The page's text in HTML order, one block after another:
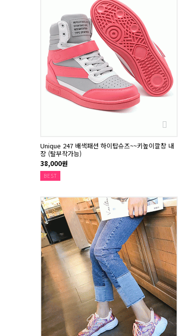
Unique 247 배색패션 하이탑슈즈~~키높이깔창 내
장 (탈부착가능)
38,000원
BEST